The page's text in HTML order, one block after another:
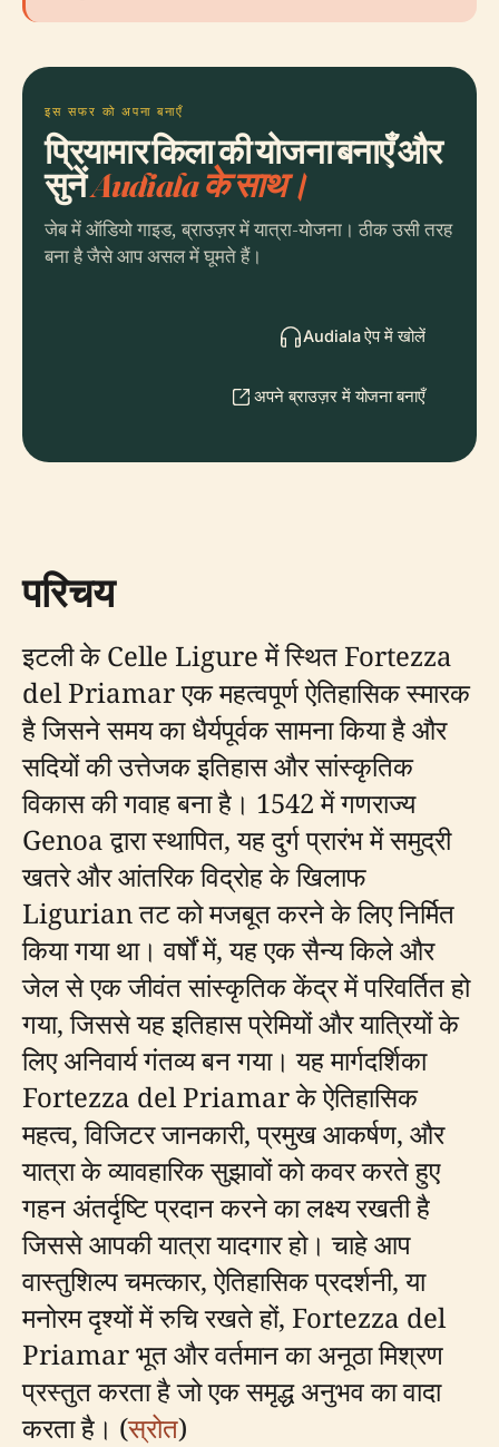
इस सफर को अपना बनाएँ
प्रियामार किला की योजना बनाएँ और
सुनेंAudiala के साथ।
जेब में ऑडियो गाइड, ब्राउज़र में यात्रा-योजना। ठीक उसी तरह
बना है जैसे आप असल में घूमते हैं।
Audiala ऐप में खोलें
अपने ब्राउज़र में योजना बनाएँ
परिचय
इटली के Celle Ligure में स्थित Fortezza
del Priamar एक महत्वपूर्ण ऐतिहासिक स्मारक
है जिसने समय का धैर्यपूर्वक सामना किया है और
सदियों की उत्तेजक इतिहास और सांस्कृतिक
विकास की गवाह बना है। 1542 में गणराज्य
Genoa द्वारा स्थापित, यह दुर्ग प्रारंभ में समुद्री
खतरे और आंतरिक विद्रोह के खिलाफ
Ligurian तट को मजबूत करने के लिए निर्मित
किया गया था। वर्षों में, यह एक सैन्य किले और
जेल से एक जीवंत सांस्कृतिक केंद्र में परिवर्तित हो
गया, जिससे यह इतिहास प्रेमियों और यात्रियों के
लिए अनिवार्य गंतव्य बन गया। यह मार्गदर्शिका
Fortezza del Priamar के ऐतिहासिक
महत्व, विजिटर जानकारी, प्रमुख आकर्षण, और
यात्रा के व्यावहारिक सुझावों को कवर करते हुए
गहन अंतर्दृष्टि प्रदान करने का लक्ष्य रखती है
जिससे आपकी यात्रा यादगार हो। चाहे आप
वास्तुशिल्प चमत्कार, ऐतिहासिक प्रदर्शनी, या
मनोरम दृश्यों में रुचि रखते हों, Fortezza del
Priamar भूत और वर्तमान का अनूठा मिश्रण
प्रस्तुत करता है जो एक समृद्ध अनुभव का वादा
करता है। (स्रोत)